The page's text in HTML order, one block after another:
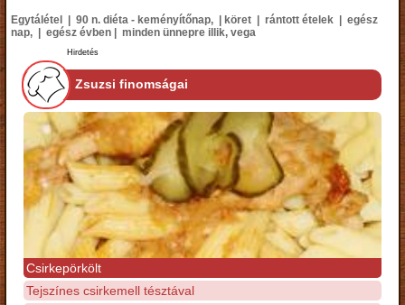
Egytálétel | 90 n. diéta - keményítőnap, | köret | rántott ételek | egész
nap, | egész évben | minden ünnepre illik, vega
Hirdetés
Zsuzsi finomságai
Csirkepörkölt
Tejszínes csirkemell tésztával